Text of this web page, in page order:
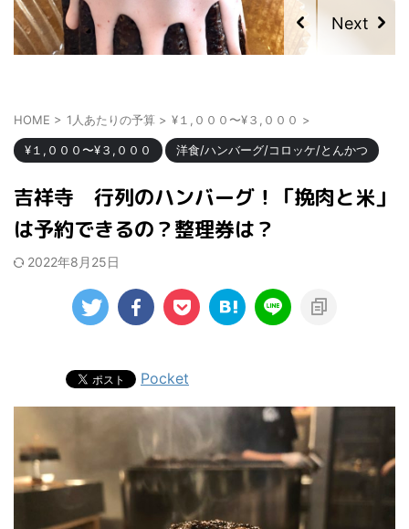
HOME > 1人あたりの予算 > ¥１,０００〜¥３,０００ >
¥１,０００〜¥３,０００ 洋食/ハンバーグ/コロッケ/とんかつ
吉祥寺 行列のハンバーグ！「挽肉と米」
は予約できるの？整理券は？
2022年8月25日
Pocket